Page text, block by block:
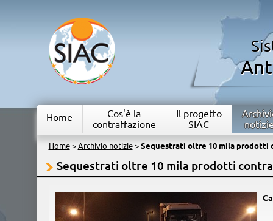
Home
Cos'è la
contraffazione
Il progetto
SIAC
Home> Archivio notizie> Sequestrati oltre 10 mila prodotti
Sequestrati oltre 10 mila prodotti